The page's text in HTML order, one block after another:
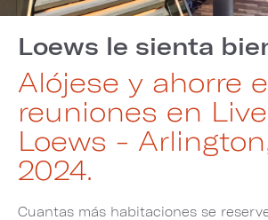
Loews le sienta
Alójese y ahorre
reuniones en
Loews -
2024.
Cuantas más habitaciones se